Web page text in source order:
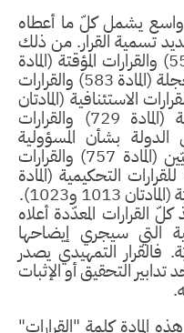
واسع يشمل كلّ ما أعطاه
تسمية القرار. من ذلك
مثلاً: القرارات التمهيدية (المادة 554) والقرارات المؤقتة (المادة
555) وقرارات قاضي الأمور المستعجلة (المادة 583) والقرارات
يليها) والقرارات الاستئنافية (المادتان
657 و667) والقرارات التمييزية (المادة 729) والقرارات
الدولة بشأن المسؤولية
الناجمة عن أعمال القضاة العدليّين (المادة 757) والقرارات
التحكيمية (المادة
كلّ القرارات المعدّدة أعلاه
التي سيجري إيضاحها
فالقرار التمهيدي يصدر
التحقيق أو الإثبات
المادة كلمة "القرارات"